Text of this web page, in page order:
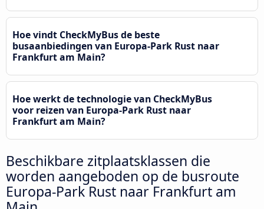
Hoe vindt CheckMyBus de beste
busaanbiedingen van Europa-Park Rust naar
Frankfurt am Main?
Hoe werkt de technologie van CheckMyBus
voor reizen van Europa-Park Rust naar
Frankfurt am Main?
Beschikbare zitplaatsklassen die
worden aangeboden op de busroute
Europa-Park Rust naar Frankfurt am